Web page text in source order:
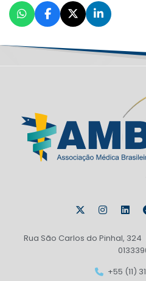
Rua São Carlos do Pinhal, 324
+55 (11)